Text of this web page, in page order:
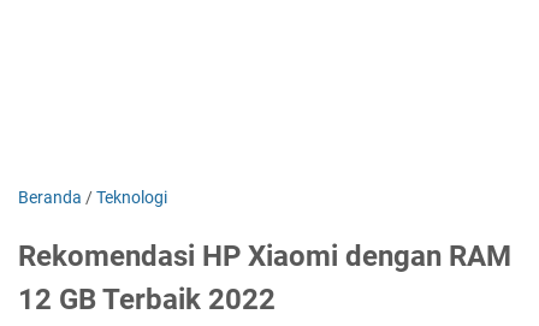
Beranda /Teknologi
Rekomendasi HP Xiaomi dengan RAM
12 GB Terbaik 2022